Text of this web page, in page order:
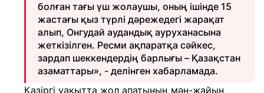
болған тағы үш жолаушы, оның ішінде 15
жастағы қыз түрлі дәрежедегі жарақат
алып, Онгудай аудандық ауруханасына
жеткізілген. Ресми ақпаратқа сәйкес,
зардап шеккендердің барлығы – Қазақстан
азаматтары», - делінген хабарламада.
Қазіргі уақытта жол апатының мән-жайын